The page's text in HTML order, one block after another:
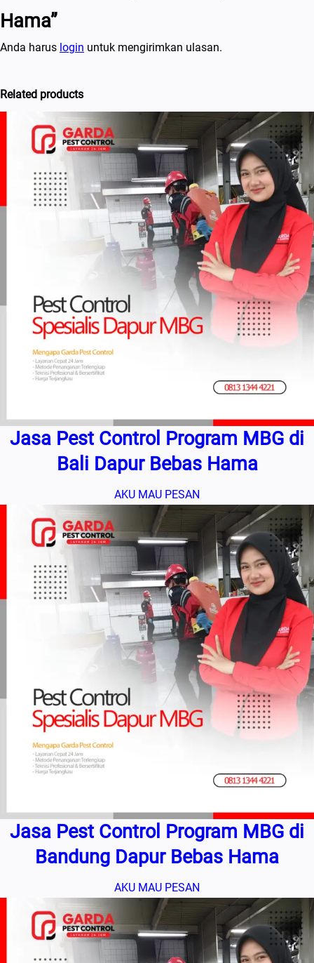
Hama”
Anda harus login untuk mengirimkan ulasan.
Related products
Jasa Pest Control Program MBG di
Bali Dapur Bebas Hama
AKU MAU PESAN
Jasa Pest Control Program MBG di
Bandung Dapur Bebas Hama
AKU MAU PESAN